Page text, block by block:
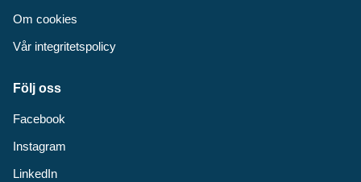
Om cookies
Vår integritetspolicy
Följ oss
Facebook
Instagram
LinkedIn